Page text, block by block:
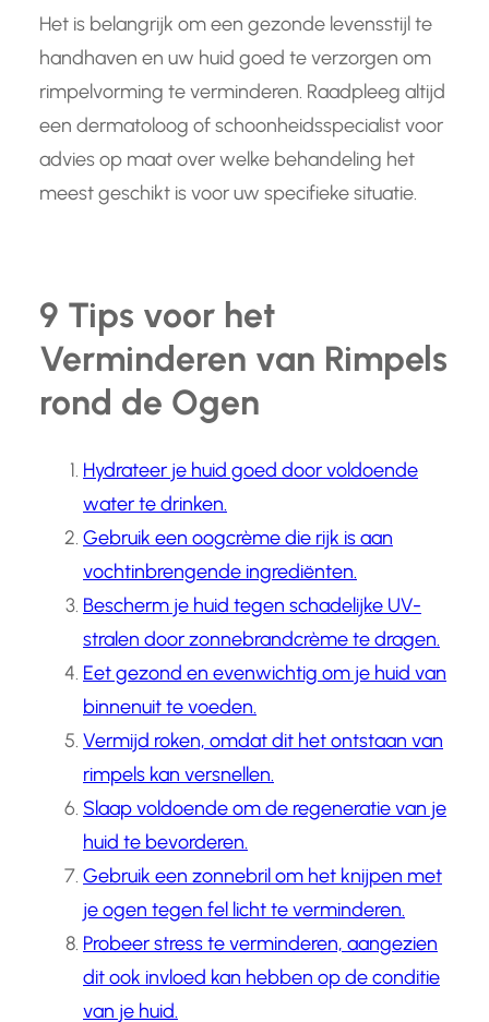
Het is belangrijk om een gezonde levensstijl te
handhaven en uw huid goed te verzorgen om
rimpelvorming te verminderen. Raadpleeg altijd
een dermatoloog of schoonheidsspecialist voor
advies op maat over welke behandeling het
meest geschikt is voor uw specifieke situatie.
9 Tips voor het
Verminderen van Rimpels
rond de Ogen
Hydrateer je huid goed door voldoende
water te drinken.
Gebruik een oogcrème die rijk is aan
vochtinbrengende ingrediënten.
Bescherm je huid tegen schadelijke UV-
stralen door zonnebrandcrème te dragen.
Eet gezond en evenwichtig om je huid van
binnenuit te voeden.
Vermijd roken, omdat dit het ontstaan van
rimpels kan versnellen.
Slaap voldoende om de regeneratie van je
huid te bevorderen.
Gebruik een zonnebril om het knijpen met
je ogen tegen fel licht te verminderen.
Probeer stress te verminderen, aangezien
dit ook invloed kan hebben op de conditie
van je huid.